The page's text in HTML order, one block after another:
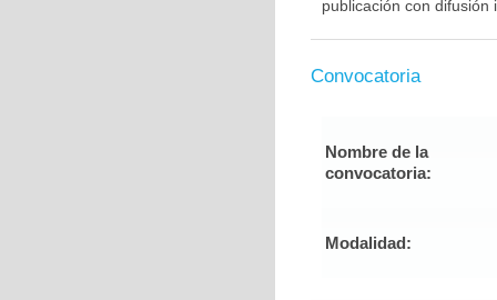
publicación con
Convocatoria
Nombre de la
convocatoria:
Modalidad: